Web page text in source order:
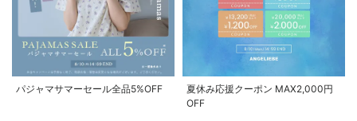
パジャマサマーセール全品5%OFF
夏休み応援クーポン MAX2,000円
OFF